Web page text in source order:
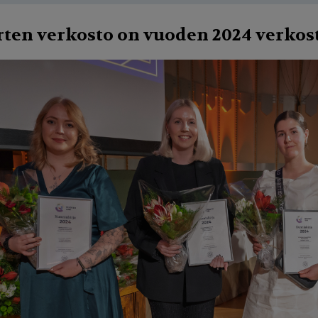
verkosto on vuoden 2024